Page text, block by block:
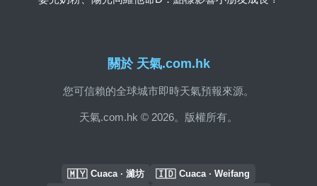
關於 天氣.com.hk
您可信賴的全球城市即時天氣預報來源。
天氣.com.hk © 2026。版權所有。
🇲🇾 Cuaca · 濰坊 🇮🇩 Cuaca · Weifang